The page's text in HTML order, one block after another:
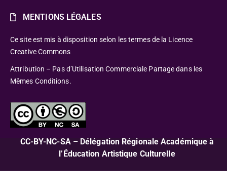
MENTIONS LÉGALES
Ce site est mis à disposition selon les termes de la Licence
Creative Commons
Attribution – Pas d’Utilisation Commerciale Partage dans les
Mêmes Conditions.
CC-BY-NC-SA – Délégation Régionale Académique à
l’Éducation Artistique Culturelle